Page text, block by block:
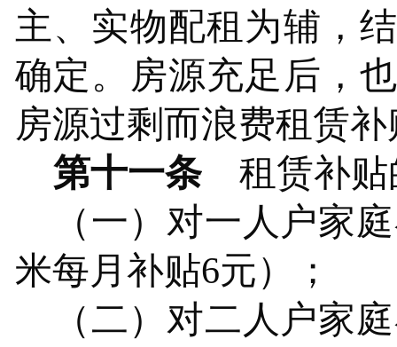
主、实物配租为辅，
确定。
房源充足 后 ，
房源过剩而浪费租赁
第十一条
租赁补
（一）对一人户家
米每月补贴6元）；
（二）对二人户家